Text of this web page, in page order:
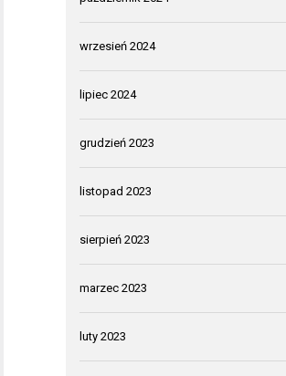
wrzesień 2024
lipiec 2024
grudzień 2023
listopad 2023
sierpień 2023
marzec 2023
luty 2023